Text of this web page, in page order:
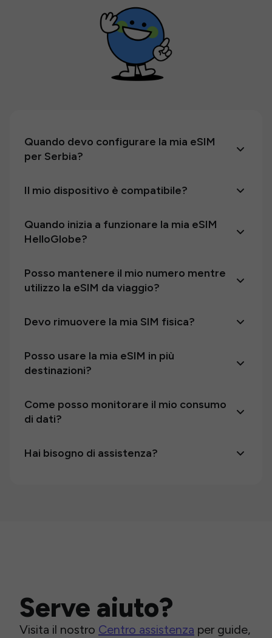
Quando devo configurare la mia eSIM
per Serbia?
Il mio dispositivo è compatibile?
Quando inizia a funzionare la mia eSIM
HelloGlobe?
Posso mantenere il mio numero mentre
utilizzo la eSIM da viaggio?
Devo rimuovere la mia SIM fisica?
Posso usare la mia eSIM in più
destinazioni?
Come posso monitorare il mio consumo
di dati?
Hai bisogno di assistenza?
Serve aiuto?
Visita il nostro Centro assistenza per guide,